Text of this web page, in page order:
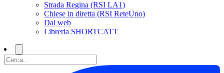
Strada Regina (RSI LA1)
Chiese in diretta (RSI ReteUno)
Dal web
Libreria SHORTCATT